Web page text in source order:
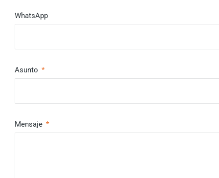
WhatsApp
Asunto
Mensaje